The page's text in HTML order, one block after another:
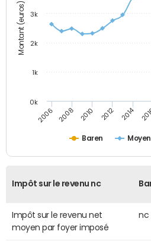
Montant (euros)
Baren
2006 2008 2010 2012 2014
0k
1k
2k
3k
Impôt sur le revenu nc
Impôt sur le revenu net
moyen par foyer imposé
nc